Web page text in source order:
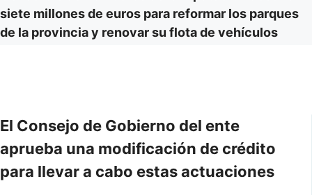
siete millones de euros para reformar los parques
de la provincia y renovar su flota de vehículos
El Consejo de Gobierno del ente
aprueba una modificación de crédito
para llevar a cabo estas actuaciones